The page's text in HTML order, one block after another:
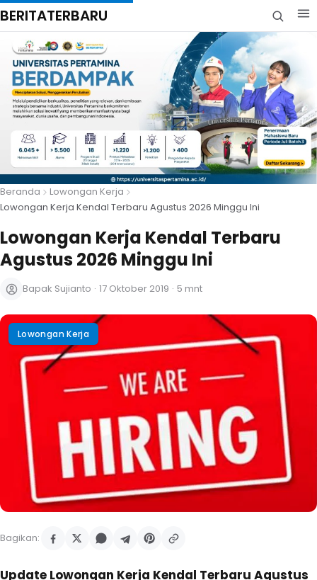
BERITATERBARU
Beranda
Lowongan Kerja
Lowongan Kerja Kendal Terbaru Agustus 2026 Minggu Ini
Lowongan Kerja Kendal Terbaru
Agustus 2026 Minggu Ini
Bapak Sujianto · 17 Oktober 2019 · 5 mnt
Lowongan Kerja
Bagikan:
Update Lowongan Kerja Kendal Terbaru Agustus